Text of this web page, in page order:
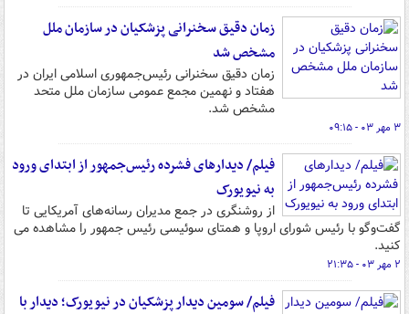
زمان دقیق سخنرانی پزشکیان در سازمان ملل
مشخص شد
زمان دقیق سخنرانی رئیس‌جمهوری‌ اسلامی‌ ایران در
هفتاد و نهمین مجمع عمومی سازمان ملل متحد
مشخص شد.
۳ مهر ۰۳ - ۰۹:۱۵
فیلم/ دیدارهای فشرده رئیس‌جمهور از ابتدای ورود
به نیویورک
از روشنگری در جمع مدیران رسانه‌های آمریکایی تا
گفت‌وگو با رئیس شورای اروپا و همتای سوئیسی رئیس جمهور را مشاهده می
کنید.
۲ مهر ۰۳ - ۲۱:۳۵
فیلم/ سومین دیدار پزشکیان در نیویورک؛ دیدار با